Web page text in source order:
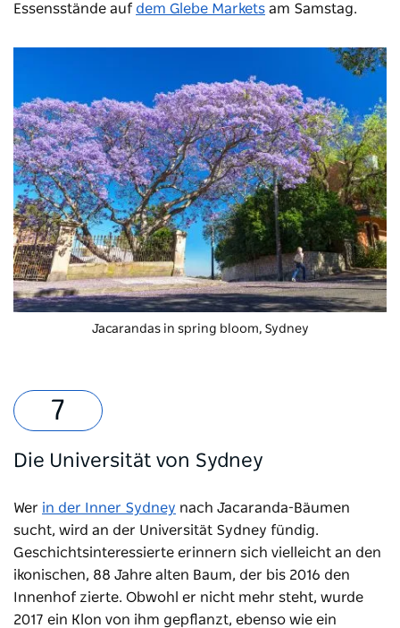
Essensstände auf dem Glebe Markets am Samstag.
Jacarandas in spring bloom, Sydney
Die Universität von Sydney
Wer in der Inner Sydney nach Jacaranda-Bäumen
sucht, wird an der Universität Sydney fündig.
Geschichtsinteressierte erinnern sich vielleicht an den
ikonischen, 88 Jahre alten Baum, der bis 2016 den
Innenhof zierte. Obwohl er nicht mehr steht, wurde
2017 ein Klon von ihm gepflanzt, ebenso wie ein